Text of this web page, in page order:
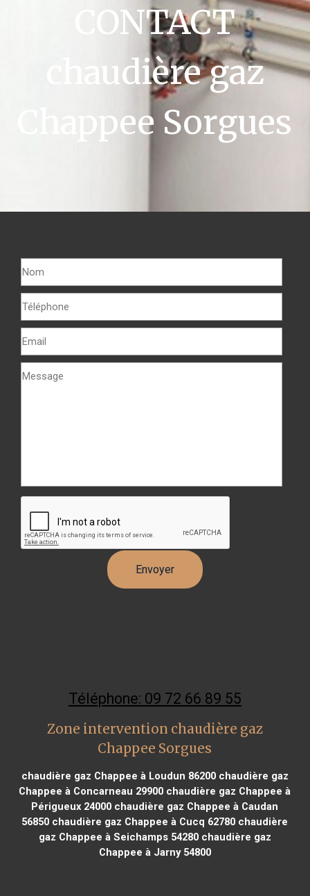
CONTACT
chaudière gaz
Chappee Sorgues
Téléphone: 09 72 66 89 55
Zone intervention chaudière gaz
Chappee Sorgues
chaudière gaz Chappee à Loudun 86200chaudière gaz
Chappee à Concarneau 29900 chaudière gaz Chappee à
Périgueux 24000 chaudière gaz Chappee à Caudan
56850 chaudière gaz Chappee à Cucq 62780 chaudière
gaz Chappee à Seichamps 54280chaudière gaz
Chappee à Jarny 54800